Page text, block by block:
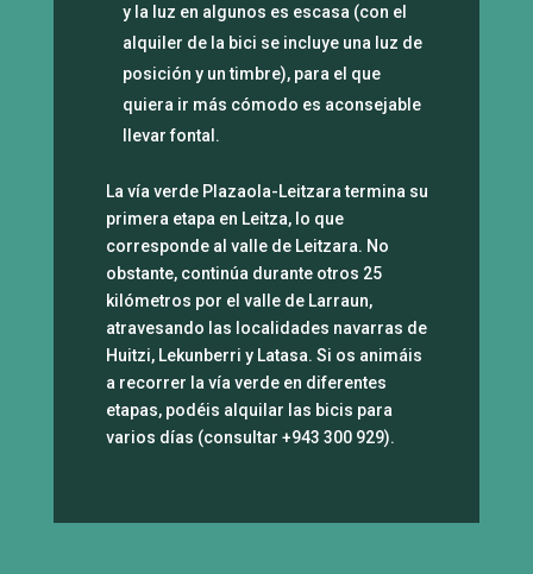
y la luz en algunos es escasa (con el
alquiler de la bici se incluye una luz de
posición y un timbre), para el que
quiera ir más cómodo es aconsejable
llevar fontal.
La vía verde Plazaola-Leitzara termina su
primera etapa en Leitza, lo que
corresponde al valle de Leitzara. No
obstante, continúa durante otros 25
kilómetros por el valle de Larraun,
atravesando las localidades navarras de
Huitzi, Lekunberri y Latasa. Si os animáis
a recorrer la vía verde en diferentes
etapas, podéis alquilar las bicis para
varios días (consultar +943 300 929).